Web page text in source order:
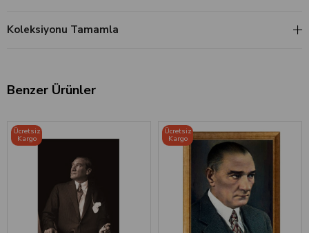
Koleksiyonu Tamamla
Benzer Ürünler
Ücretsiz
Kargo
Ücretsiz
Kargo